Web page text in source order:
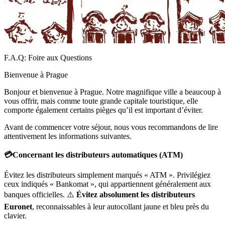
F.A.Q: Foire aux Questions
Bienvenue à Prague
Bonjour et bienvenue à Prague. Notre magnifique ville a beaucoup à
vous offrir, mais comme toute grande capitale touristique, elle
comporte également certains pièges qu’il est important d’éviter.
Avant de commencer votre séjour, nous vous recommandons de lire
attentivement les informations suivantes.
💳Concernant les distributeurs automatiques (ATM)
Évitez les distributeurs simplement marqués « ATM ». Privilégiez
ceux indiqués « Bankomat », qui appartiennent généralement aux
banques officielles. ⚠️ Évitez absolument les distributeurs
Euronet, reconnaissables à leur autocollant jaune et bleu près du
clavier.